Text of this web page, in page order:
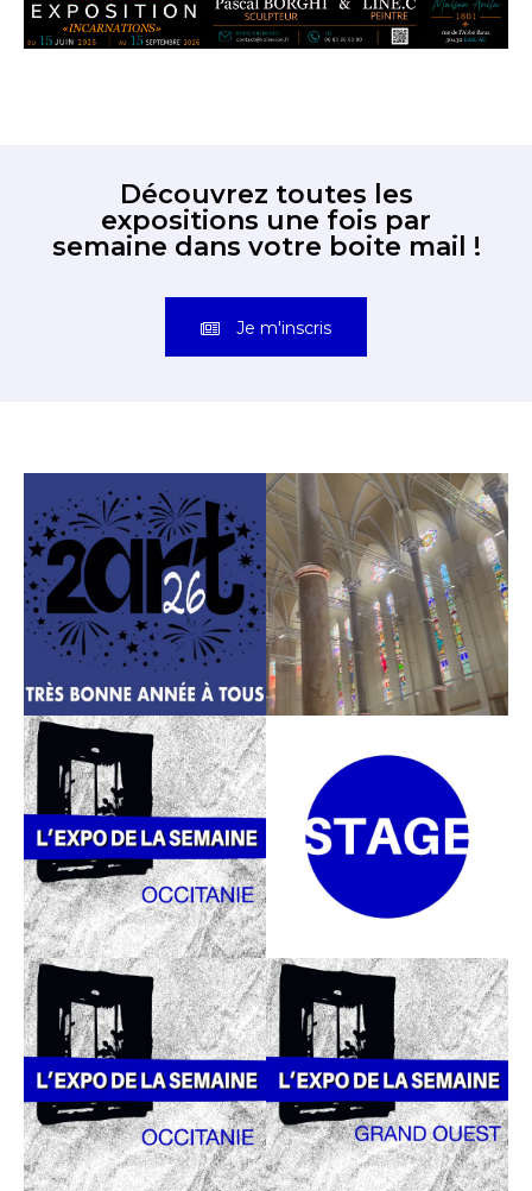
Découvrez toutes les
expositions une fois par
semaine dans votre boite mail !
Je m'inscris